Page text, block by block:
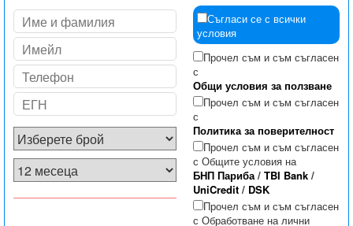
Съгласи се с всички
условия
Прочел съм и съм съгласен
с
Общи условия за ползване
Прочел съм и съм съгласен
с
Политика за поверителност
Прочел съм и съм съгласен
с Общите условия на
БНП Париба/ TBI Bank/
UniCredit/ DSK
Прочел съм и съм съгласен
с Обработване на лични